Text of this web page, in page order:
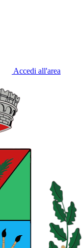
Accedi all'area